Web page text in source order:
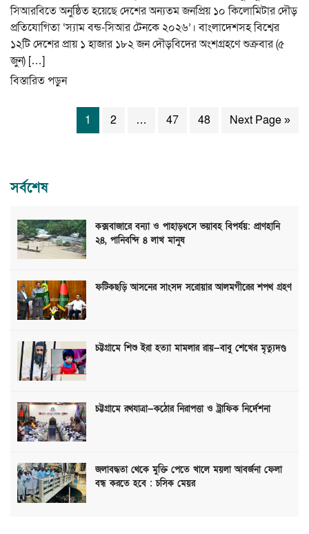
সিআরবিতে অনুষ্ঠিত হয়েছে দেশের অন্যতম জনপ্রিয় ১০ কিলোমিটার দৌড়
প্রতিযোগিতা ‘স্যাম বন্ড-সিআর টেনকে ২০২৬’। বাংলাদেশসহ বিশ্বের
১২টি দেশের প্রায় ১ হাজার ১৮২ জন দৌড়বিদের অংশগ্রহণে শুক্রবার (৫
জুন) […]
বিস্তারিত পড়ুন
1 2 … 47 48 Next Page »
সর্বশেষ
কক্সবাজারে বন্যা ও পাহাড়ধসে ভয়াবহ বিপর্যয়: প্রাণহানি
২৪, পানিবন্দি ৪ লাখ মানুষ
ফটিকছড়ি আসনের সাংসদ সরোয়ার আলমগীরের শপথ গ্রহণ
চট্টগ্রামে শিশু ইরা হত্যা মামলার রায়—বাবু শেখের মৃত্যুদণ্ড
চট্টগ্রামে রথযাত্রা—কঠোর নিরাপত্তা ও ট্রাফিক নির্দেশনা
জলাবদ্ধতা থেকে মুক্তি পেতে খালে ময়লা আবর্জনা ফেলা
বন্ধ করতে হবে : চসিক মেয়র